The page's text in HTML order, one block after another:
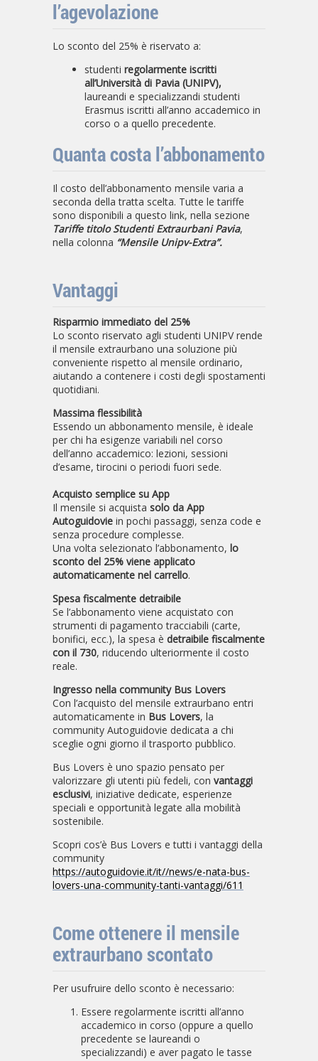
l’agevolazione
Lo sconto del 25% è riservato a:
studenti regolarmente iscritti
all’Università di Pavia (UNIPV),
laureandi e specializzandi studenti
Erasmus iscritti all’anno accademico in
corso o a quello precedente.
Quanta costa l’abbonamento
Il costo dell’abbonamento mensile varia a
seconda della tratta scelta. Tutte le tariffe
sono disponibili a questo link, nella sezione
Tariffe titolo Studenti Extraurbani Pavia,
nella colonna “Mensile Unipv-Extra”.
Vantaggi
Risparmio immediato del 25%
Lo sconto riservato agli studenti UNIPV rende
il mensile extraurbano una soluzione più
conveniente rispetto al mensile ordinario,
aiutando a contenere i costi degli spostamenti
quotidiani.
Massima flessibilità
Essendo un abbonamento mensile, è ideale
per chi ha esigenze variabili nel corso
dell’anno accademico: lezioni, sessioni
d’esame, tirocini o periodi fuori sede.
Acquisto semplice su App
Il mensile si acquista solo da App
Autoguidovie in pochi passaggi, senza code e
senza procedure complesse.
Una volta selezionato l’abbonamento, lo
sconto del 25% viene applicato
automaticamente nel carrello.
Spesa fiscalmente detraibile
Se l’abbonamento viene acquistato con
strumenti di pagamento tracciabili (carte,
bonifici, ecc.), la spesa è detraibile fiscalmente
con il 730, riducendo ulteriormente il costo
reale.
Ingresso nella community Bus Lovers
Con l’acquisto del mensile extraurbano entri
automaticamente in Bus Lovers, la
community Autoguidovie dedicata a chi
sceglie ogni giorno il trasporto pubblico.
Bus Lovers è uno spazio pensato per
valorizzare gli utenti più fedeli, con vantaggi
esclusivi, iniziative dedicate, esperienze
speciali e opportunità legate alla mobilità
sostenibile.
Scopri cos’è Bus Lovers e tutti i vantaggi della
community
https://autoguidovie.it/it//news/e-nata-bus-
lovers-una-community-tanti-vantaggi/611
Come ottenere il mensile
extraurbano scontato
Per usufruire dello sconto è necessario:
Essere regolarmente iscritti all’anno
accademico in corso (oppure a quello
precedente se laureandi o
specializzandi) e aver pagato le tasse